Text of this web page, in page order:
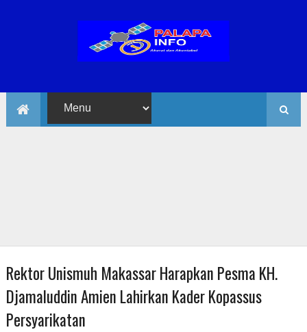
Rektor Unismuh Makassar Harapkan Pesma KH.
Djamaluddin Amien Lahirkan Kader Kopassus
Persyarikatan